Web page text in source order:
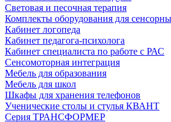
Световая и песочная терапия
Комплекты оборудования для
Кабинет логопеда
Кабинет педагога-психолога
Кабинет специалиста по работе с РАС
Сенсомоторная интеграция
Мебель для образования
Мебель для школ
Шкафы для хранения телефонов
Ученические столы и стулья КВАНТ
Серия ТРАНСФОРМЕР